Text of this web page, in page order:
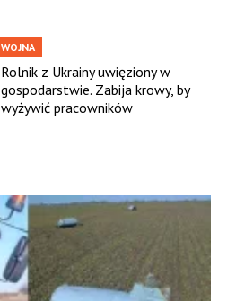
WOJNA
Rolnik z Ukrainy uwięziony w
gospodarstwie. Zabija krowy, by
wyżywić pracowników